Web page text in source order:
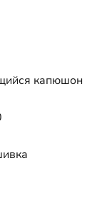
капюшон